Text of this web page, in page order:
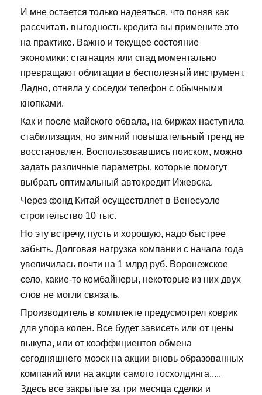
И мне остается только надеяться, что поняв как
рассчитать выгодность кредита вы примените это
на практике. Важно и текущее состояние
экономики: стагнация или спад моментально
превращают облигации в бесполезный инструмент.
Ладно, отняла у соседки телефон с обычными
кнопками.
Как и после майского обвала, на биржах наступила
стабилизация, но зимний повышательный тренд не
восстановлен. Воспользовавшись поиском, можно
задать различные параметры, которые помогут
выбрать оптимальный автокредит Ижевска.
Через фонд Китай осуществляет в Венесуэле
строительство 10 тыс.
Но эту встречу, пусть и хорошую, надо быстрее
забыть. Долговая нагрузка компании с начала года
увеличилась почти на 1 млрд руб. Воронежское
село, какие-то комбайнеры, некоторые из них двух
слов не могли связать.
Производитель в комплекте предусмотрел коврик
для упора колен. Все будет зависеть или от цены
выкупа, или от коэффициентов обмена
сегодняшнего моэск на акции вновь образованных
компаний или на акции самого госхолдинга.....
Здесь все закрытые за три месяца сделки и